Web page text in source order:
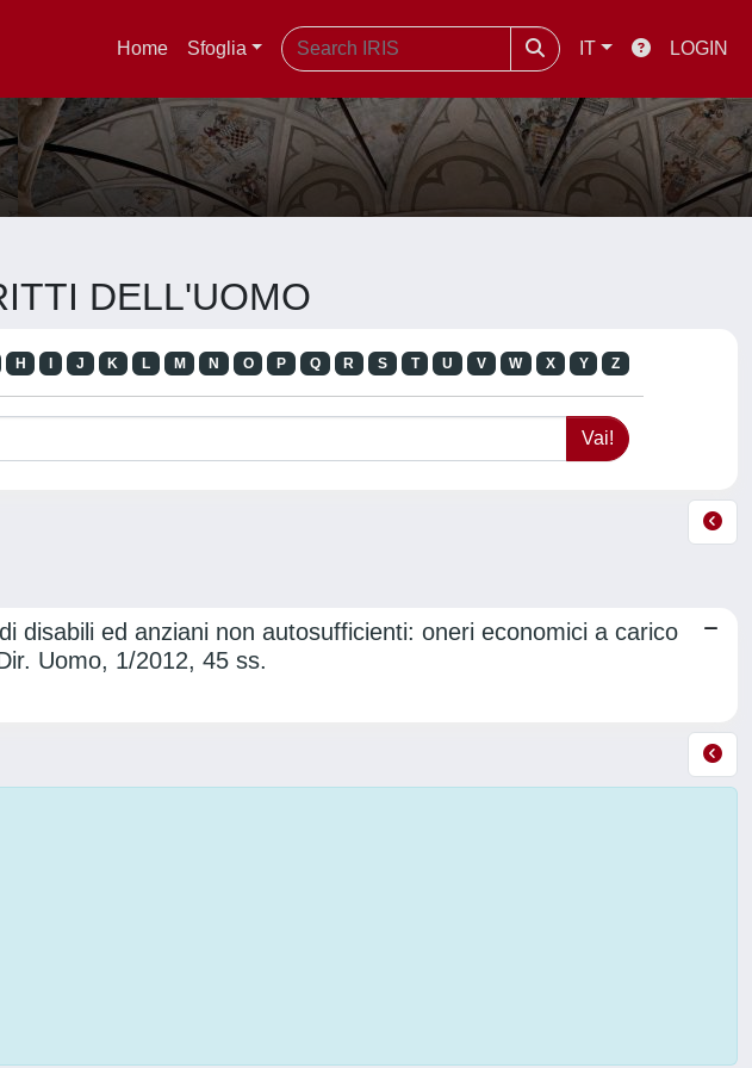
Home Sfoglia IT LOGIN
DELL'UOMO
H J K L M N O P Q R S T U V W X Y Z
disabili ed anziani non autosufficienti: oneri economici a carico
Uomo, 1/2012, 45 ss.